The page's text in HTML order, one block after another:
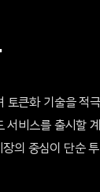
큰화 기술을 적
스를 출시할
의 중심이 단순